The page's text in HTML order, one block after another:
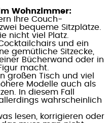
Wohnzimmer:
Ihre Couch-
bequeme Sitzplätze.
nicht viel Platz.
und ein
gemütliche Sitzecke,
Bücherwand oder in
macht.
großen Tisch und viel
Modelle auch als
In diesem Fall
wahrscheinlich
lesen, korrigieren oder